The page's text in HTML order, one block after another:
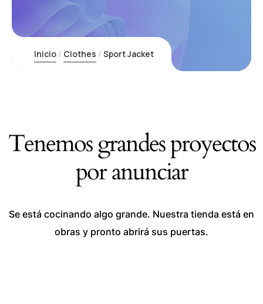
Inicio Clothes Sport Jacket
Tenemos grandes proyectos
por anunciar
Se está cocinando algo grande. Nuestra tienda está en
obras y pronto abrirá sus puertas.